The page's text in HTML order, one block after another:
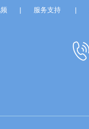
| 服务支持 |